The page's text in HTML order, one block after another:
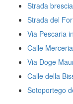
Strada
Strada del
Via Pescaria
Calle
Via Doge
Calle della
Sotoportego